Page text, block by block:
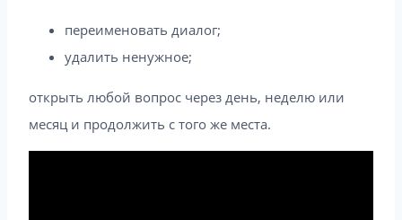
переименовать диалог;
удалить ненужное;
открыть любой вопрос через день, неделю или
месяц и продолжить с того же места.